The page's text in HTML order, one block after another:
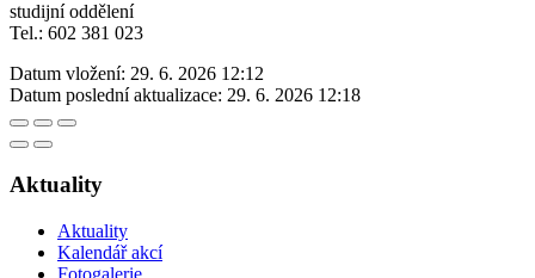
studijní oddělení
Tel.: 602 381 023
Datum vložení: 29. 6. 2026 12:12
Datum poslední aktualizace: 29. 6. 2026 12:18
Aktuality
Aktuality
Kalendář akcí
Fotogalerie